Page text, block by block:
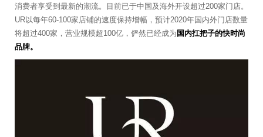
消费者享受到最新的潮流。目前已于中国及海外开设超过200家门店。
UR以每年60-100家店铺的速度保持增幅，预计2020年国内外门店数量
将超过400家，营业规模超100亿，俨然已经成为国内扛把子的快时尚
品牌。